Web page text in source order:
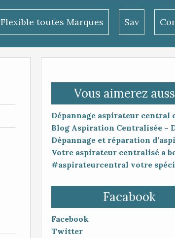
Flexible toutes Marques Sav
Vous aimerez
Facabook
Facebook
Twitter